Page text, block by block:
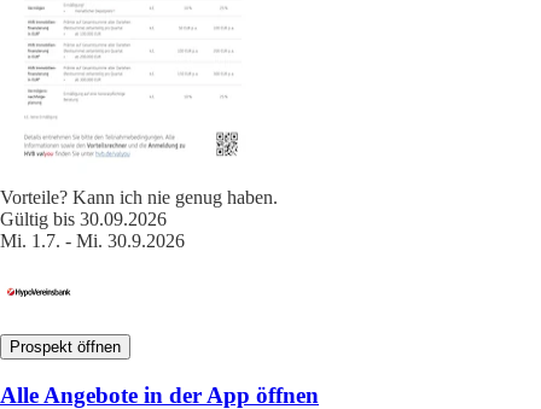
Vorteile? Kann ich nie genug haben.
Gültig bis 30.09.2026
Mi. 1.7. - Mi. 30.9.2026
Prospekt öffnen
Alle Angebote in der App öffnen